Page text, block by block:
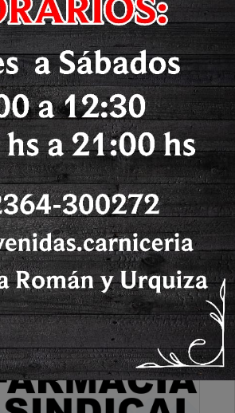
de 2025 . 08:07 Hs.
que hace un rato se produjo un
tránsito en la esquina de calles